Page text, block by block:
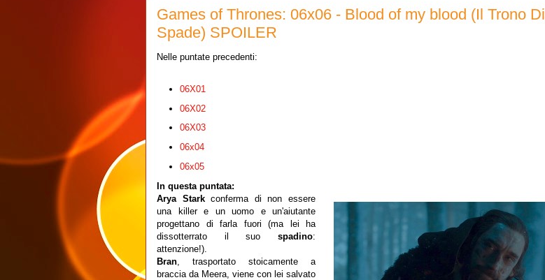
Games of Thrones: 06x06 - Blood of my blood (Il Trono Di
Spade) SPOILER
Nelle puntate precedenti:
06X01
06X02
06X03
06x04
06x05
In questa puntata:
Arya Starkconferma di non essere
una killer e un uomo e un'aiutante
progettano di farla fuori (ma lei ha
dissotterrato il suo spadino:
attenzione!).
Bran , trasportato stoicamente a
braccia da Meera, viene con lei salvato